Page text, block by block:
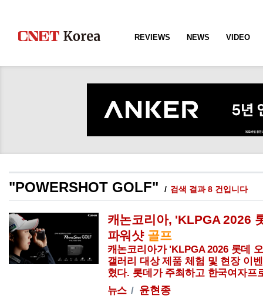
REVIEWS NEWS VIDEO
"POWERSHOT GOLF" 검색 결과 8 건입니다
캐논코리아, 'KLPGA 2026
파워샷 골프
캐논코리아가 'KLPGA 2026 롯데
갤러리 대상 제품 체험 및 현장 이
혔다. 롯데가 주최하고 한국여자프
뉴스
윤현종